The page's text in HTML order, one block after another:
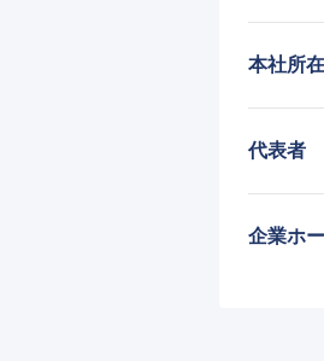
本社所
代表者
企業ホ